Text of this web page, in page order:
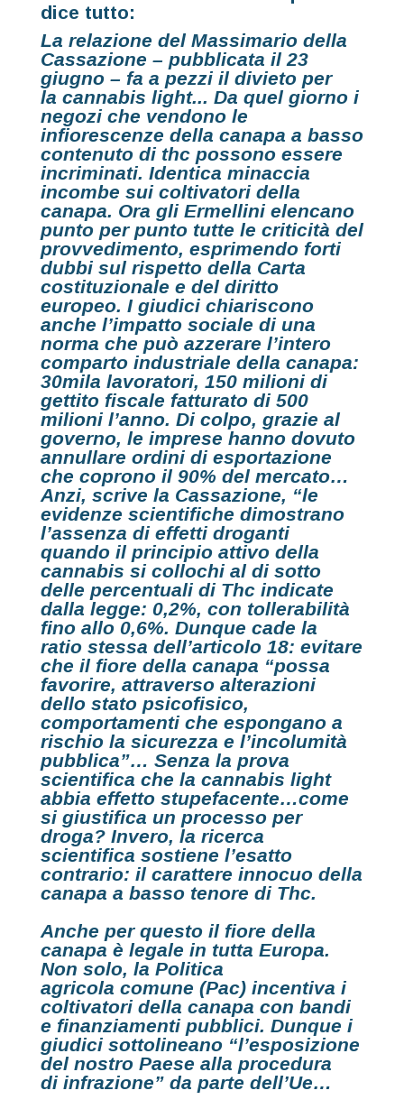
dice tutto:
La relazione del Massimario della
Cassazione – pubblicata il 23
giugno – fa a pezzi il divieto per
la cannabis light... Da quel giorno i
negozi che vendono le
infiorescenze della canapa a basso
contenuto di thc possono essere
incriminati. Identica minaccia
incombe sui coltivatori della
canapa. Ora gli Ermellini elencano
punto per punto tutte le criticità del
provvedimento, esprimendo forti
dubbisul rispetto della Carta
costituzionale e del diritto
europeo. I giudici chiariscono
anche l’impatto sociale di una
norma che può azzerare l’intero
comparto industriale della canapa:
30mila lavoratori, 150 milionidi
gettito fiscale fatturato di 500
milionil’anno. Di colpo, grazie al
governo, le imprese hanno dovuto
annullare ordini di esportazione
che coprono il 90% del mercato…
Anzi, scrive la Cassazione, “le
evidenze scientifiche dimostrano
l’assenza di effetti droganti
quando il principio attivo della
cannabis si collochi al di sotto
delle percentuali di Thc indicate
dalla legge: 0,2%, con tollerabilità
fino allo 0,6%. Dunque cade la
ratio stessa dell’articolo 18: evitare
che il fiore della canapa “possa
favorire, attraverso alterazioni
dello stato psicofisico,
comportamenti che espongano a
rischio la sicurezza e l’incolumità
pubblica”… Senza la prova
scientifica che la cannabis light
abbia effetto stupefacente…come
si giustifica un processo per
droga? Invero, la ricerca
scientifica sostiene l’esatto
contrario: il carattere innocuo della
canapa a basso tenore di Thc.
Anche per questo il fiore della
canapa è legale in tutta Europa.
Non solo, la Politica
agricola comune (Pac) incentiva i
coltivatori della canapa con bandi
e finanziamenti pubblici. Dunque i
giudici sottolineano “l’esposizione
del nostro Paese alla procedura
di infrazione” da parte dell’Ue…